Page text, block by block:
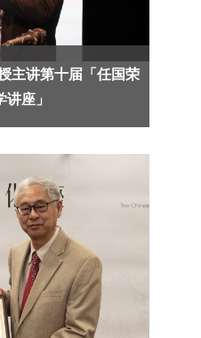
讲第十届「任国荣
座」